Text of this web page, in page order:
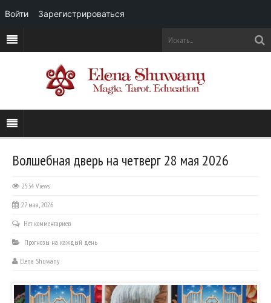
Волшебная дверь на четверг 28 мая 2026
2534 Views
27 мая, 2026
Нет комментариев
Прогнозы на каждый день
Elena Shuwany
Войти Зарегистрироваться